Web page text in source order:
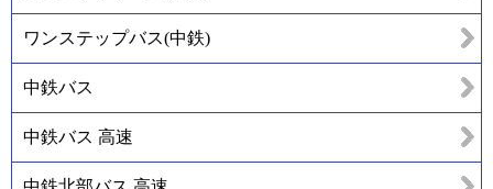
ワンステップバス(中鉄)
中鉄バス
中鉄バス 高速